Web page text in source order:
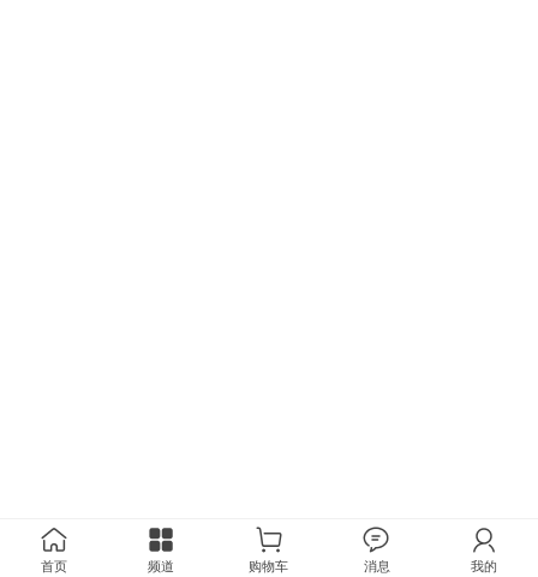
首页 频道 购物车 消息 我的